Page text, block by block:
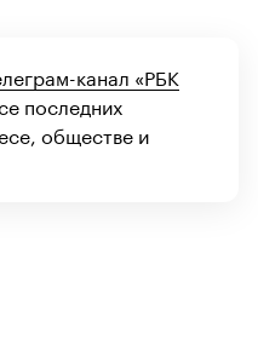
канал «РБК
последних
обществе и